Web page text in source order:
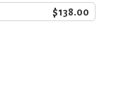
$138.00